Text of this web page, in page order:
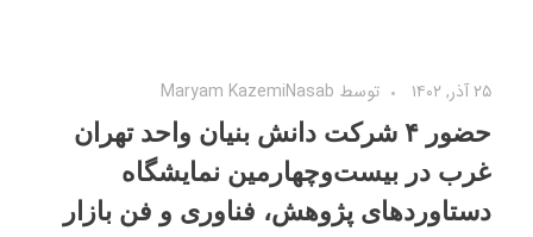
۲۵ آذر, ۱۴۰۲ توسط Maryam KazemiNasab
حضور ۴ شرکت دانش بنیان واحد تهران
غرب در بیست‌وچهارمین نمایشگاه
دستاوردهای پژوهش، فناوری و فن بازار